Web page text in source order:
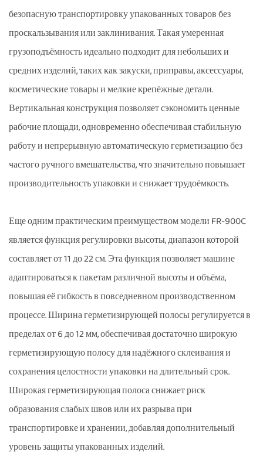
безопасную транспортировку упакованных товаров без
проскальзывания или заклинивания. Такая умеренная
грузоподъёмность идеально подходит для небольших и
средних изделий, таких как закуски, приправы, аксессуары,
косметические товары и мелкие крепёжные детали.
Вертикальная конструкция позволяет сэкономить ценные
рабочие площади, одновременно обеспечивая стабильную
работу и непрерывную автоматическую герметизацию без
частого ручного вмешательства, что значительно повышает
производительность упаковки и снижает трудоёмкость.
Еще одним практическим преимуществом модели FR-900C
является функция регулировки высоты, диапазон которой
составляет от 11 до 22 см. Эта функция позволяет машине
адаптироваться к пакетам различной высоты и объёма,
повышая её гибкость в повседневном производственном
процессе. Ширина герметизирующей полосы регулируется в
пределах от 6 до 12 мм, обеспечивая достаточно широкую
герметизирующую полосу для надёжного склеивания и
сохранения целостности упаковки на длительный срок.
Широкая герметизирующая полоса снижает риск
образования слабых швов или их разрыва при
транспортировке и хранении, добавляя дополнительный
уровень защиты упакованных изделий.